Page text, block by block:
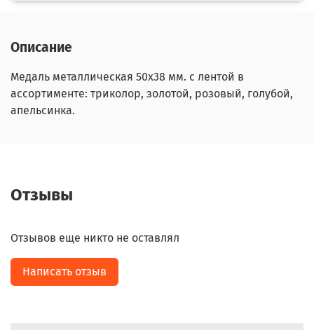
Описание
Медаль металлическая 50х38 мм. с лентой в
ассортименте: триколор, золотой, розовый, голубой,
апельсинка.
Отзывы
Отзывов еще никто не оставлял
Написать отзыв